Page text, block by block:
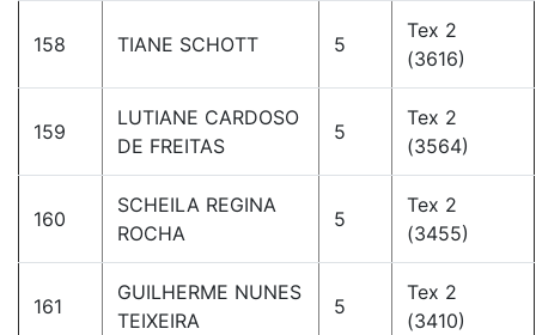
158 TIANE SCHOTT 5
Tex 2
(3616)
159
LUTIANE CARDOSO
DE FREITAS
5
Tex 2
(3564)
160
SCHEILA REGINA
ROCHA
5
Tex 2
(3455)
161
GUILHERME NUNES
TEIXEIRA
5
Tex 2
(3410)